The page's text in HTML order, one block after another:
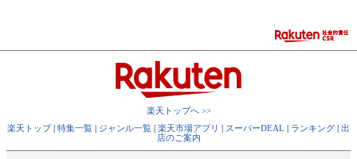
楽天トップへ >>
楽天トップ| 特集一覧 | ジャンル一覧 | 楽天市場アプリ | スーパーDEAL | ランキング | 出
店のご案内